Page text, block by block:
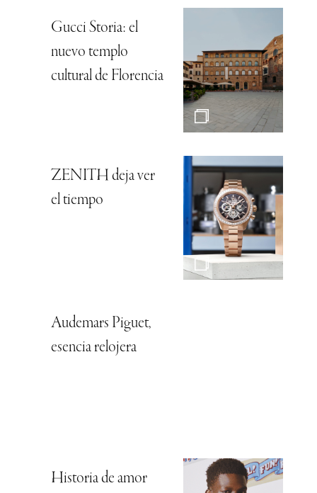
Gucci Storia: el
nuevo templo
cultural de Florencia
ZENITH deja ver
el tiempo
Audemars Piguet,
esencia relojera
Historia de amor